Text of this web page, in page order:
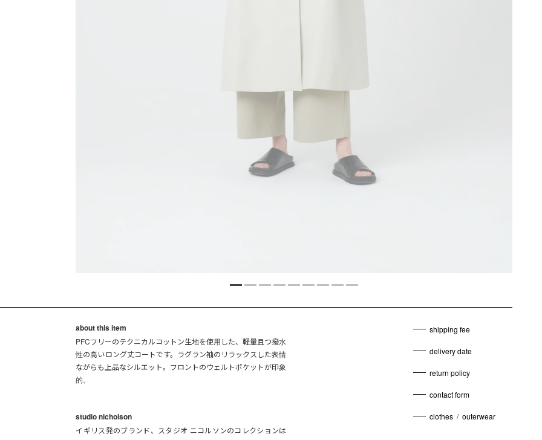
about this item
PFCフリーのテクニカルコットン生地を使用した、軽量且つ撥水
性の高いロング丈コートです。ラグラン袖のリラックスした表情
ながらも上品なシルエット。フロントのウェルトポケットが印象
的。
studio nicholson
イギリス発のブランド、スタジオ ニコルソンのコレクションは
shipping fee
delivery date
return policy
contact form
clothes / outerwear